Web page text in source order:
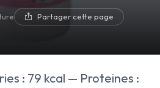
Partager cette page
: 79 kcal — Proteines :